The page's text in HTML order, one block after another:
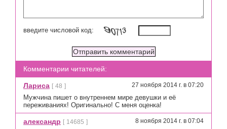
введите числовой код:
Комментарии читателей:
Лариса [ 48 ] 27 ноября 2014 г. в 07:20
Мужчина пишет о внутреннем мире девушки и её
переживаниях! Оригинально! С меня оценка!
александр [ 14685 ] 8 ноября 2014 г. в 07:04